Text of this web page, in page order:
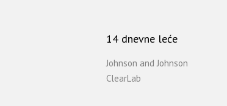
14 dnevne leće
Johnson and Johnson
ClearLab